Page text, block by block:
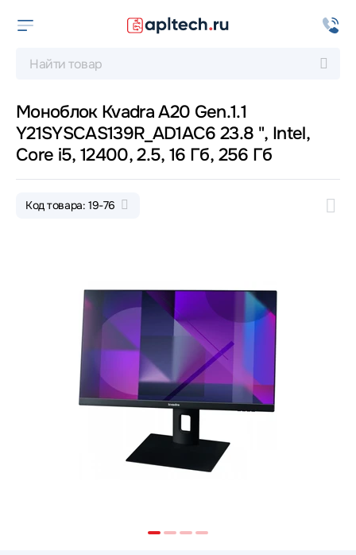
Моноблок Kvadra A20 Gen.1.1
Y21SYSCAS139R_AD1AC6 23.8 ", Intel,
Core i5, 12400, 2.5, 16 Гб, 256 Гб
Код товара: 19-76